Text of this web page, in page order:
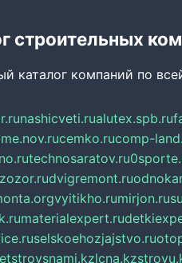
строительных
каталог компаний по
nashicveti.rualutex.spb.ru
cemko.rucomp-
technosaratov.ru
zozor.rudvigremont.ru
vyitikho.rumirjon.ru
materialexpert.ru
selskoehozjajstvo.ru
stroysnami.kzlcna.kz